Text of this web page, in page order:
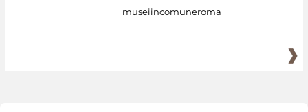
museiincomuneroma